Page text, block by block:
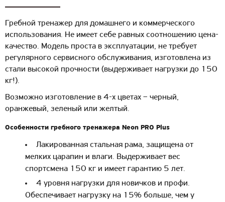
Гребной тренажер для домашнего и коммерческого
использования. Не имеет себе равных соотношению цена-
качество. Модель проста в эксплуатации, не требует
регулярного сервисного обслуживания, изготовлена из
стали высокой прочности (выдерживает нагрузки до 150
кг!).
Возможно изготовление в 4-х цветах – черный,
оранжевый, зеленый или желтый.
Особенности гребного тренажера Neon PRO Plus
Лакированная стальная рама, защищена от
мелких царапин и влаги. Выдерживает вес
спортсмена 150 кг и имеет гарантию 5 лет.
4 уровня нагрузки для новичков и профи.
Обеспечивает нагрузку на 15% больше, чем у